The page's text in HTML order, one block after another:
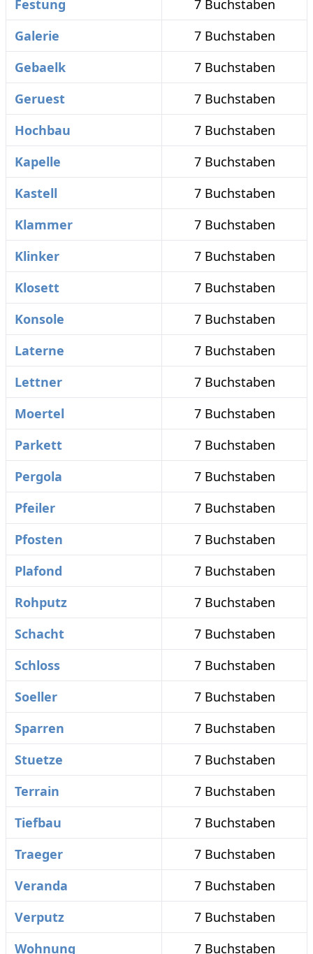
Festung
7 Buchstaben
Galerie
7 Buchstaben
Gebaelk
7 Buchstaben
Geruest
7 Buchstaben
Hochbau
7 Buchstaben
Kapelle
7 Buchstaben
Kastell
7 Buchstaben
Klammer
7 Buchstaben
Klinker
7 Buchstaben
Klosett
7 Buchstaben
Konsole
7 Buchstaben
Laterne
7 Buchstaben
Lettner
7 Buchstaben
Moertel
7 Buchstaben
Parkett
7 Buchstaben
Pergola
7 Buchstaben
Pfeiler
7 Buchstaben
Pfosten
7 Buchstaben
Plafond
7 Buchstaben
Rohputz
7 Buchstaben
Schacht
7 Buchstaben
Schloss
7 Buchstaben
Soeller
7 Buchstaben
Sparren
7 Buchstaben
Stuetze
7 Buchstaben
Terrain
7 Buchstaben
Tiefbau
7 Buchstaben
Traeger
7 Buchstaben
Veranda
7 Buchstaben
Verputz
7 Buchstaben
Wohnung
7 Buchstaben